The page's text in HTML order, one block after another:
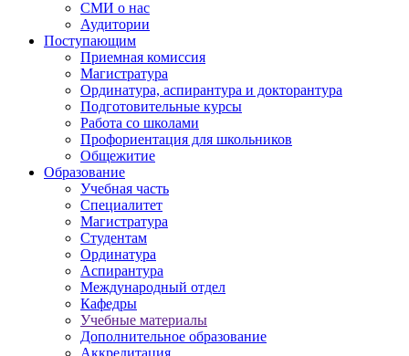
СМИ о нас
Аудитории
Поступающим
Приемная комиссия
Магистратура
Ординатура, аспирантура и докторантура
Подготовительные курсы
Работа со школами
Профориентация для школьников
Общежитие
Образование
Учебная часть
Специалитет
Магистратура
Студентам
Ординатура
Аспирантура
Международный отдел
Кафедры
Учебные материалы
Дополнительное образование
Аккредитация